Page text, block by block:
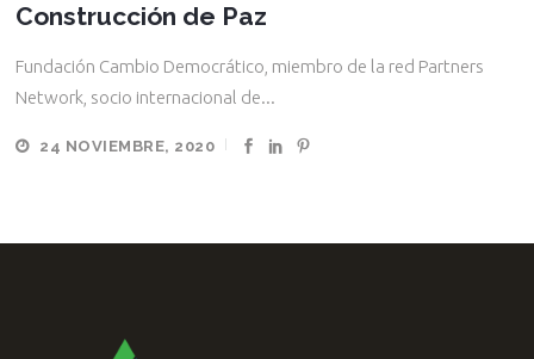
Construcción de Paz
Fundación Cambio Democrático, miembro de la red Partners
Network, socio internacional de...
24 NOVIEMBRE, 2020